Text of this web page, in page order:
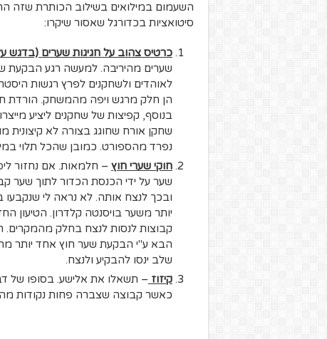
השעמום במילואים בשילוב הכותרת שזה
סיטואציות בכדורגל שאסור שיקרו:
כרטיס צהוב על חגיגות שערים (בדגש
שערים מהיריבה. למעשה רגע הבקעת
לאוהדים ולשחקנים לפרץ רגשות
הן חלק מרגש ויפה מהמשחק. הורדת
בנוסף, קפיצות של שחקנים ליציע
שחקן אורח שחוגג בצורה לא
נפרד מהספורט. כמובן שהכל תלוי
חוקי שערי חוץ – חלמאות. אם נחזור
שער על ידי הכנסת הכדור לתוך שער
ובכך לנצח אותה. לא נראה לי
יותר משער בויסנטה קלדרון. הטיעון
קבוצות לנסות לנצח בחלק
הבא ע"י הבקעת שער חוץ אחד יותר
שלב ינסו להבקיע ולנצח.
קיזוז – תשאלו את אלישע. בסופו של
כאשר קבוצה שצברה פחות נקודות